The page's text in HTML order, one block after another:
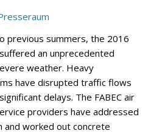
previous summers, the 2016
an unprecedented
weather. Heavy
have disrupted traffic flows
delays. The FABEC air
providers have addressed
and worked out concrete